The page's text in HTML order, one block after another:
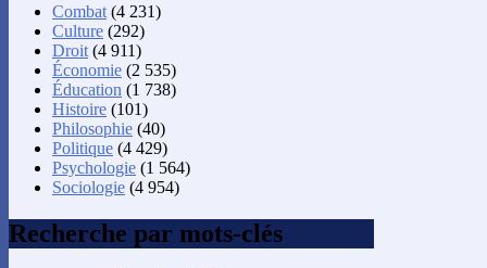
Combat (4 231)
Culture (292)
Droit (4 911)
Économie (2 535)
Éducation (1 738)
Histoire (101)
Philosophie (40)
Politique (4 429)
Psychologie (1 564)
Sociologie (4 954)
Recherche par mots-clés